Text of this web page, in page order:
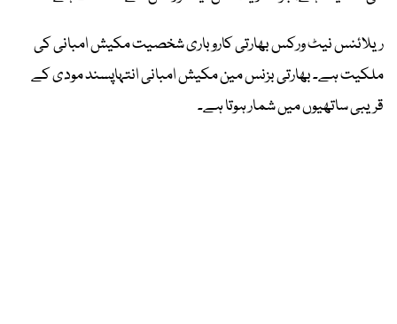
ریلائنس نیٹ ورکس بھارتی کاروباری شخصیت مکیش امبانی کی
ملکیت ہے۔ بھارتی بزنس مین مکیش امبانی انتہاپسند مودی کے
قریبی ساتھیوں میں شمار ہوتا ہے۔